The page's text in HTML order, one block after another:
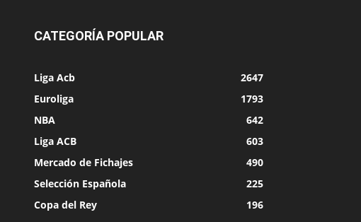
CATEGORÍA POPULAR
Liga Acb
2647
Euroliga
1793
NBA
642
Liga ACB
603
Mercado de Fichajes
490
Selección Española
225
Copa del Rey
196